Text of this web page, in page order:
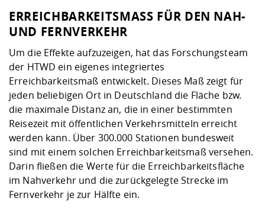
ERREICHBARKEITSMASS FÜR DEN NAH- U
ND FERNVERKEHR
Um die Effekte aufzuzeigen, hat das Forschungsteam
der HTWD ein eigenes integriertes
Erreichbarkeitsmaß entwickelt. Dieses Maß zeigt für
jeden beliebigen Ort in Deutschland die Fläche bzw.
die maximale Distanz an, die in einer bestimmten
Reisezeit mit öffentlichen Verkehrsmitteln erreicht
werden kann. Über 300.000 Stationen bundesweit
sind mit einem solchen Erreichbarkeitsmaß versehen.
Darin fließen die Werte für die Erreichbarkeitsfläche
im Nahverkehr und die zurückgelegte Strecke im
Fernverkehr je zur Hälfte ein.